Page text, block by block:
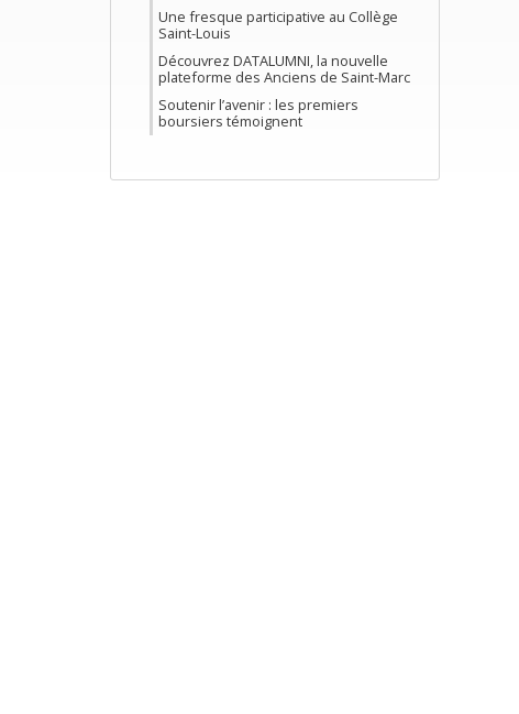
Une fresque participative au Collège
Saint-Louis
Découvrez DATALUMNI, la nouvelle
plateforme des Anciens de Saint-Marc
Soutenir l’avenir : les premiers
boursiers témoignent